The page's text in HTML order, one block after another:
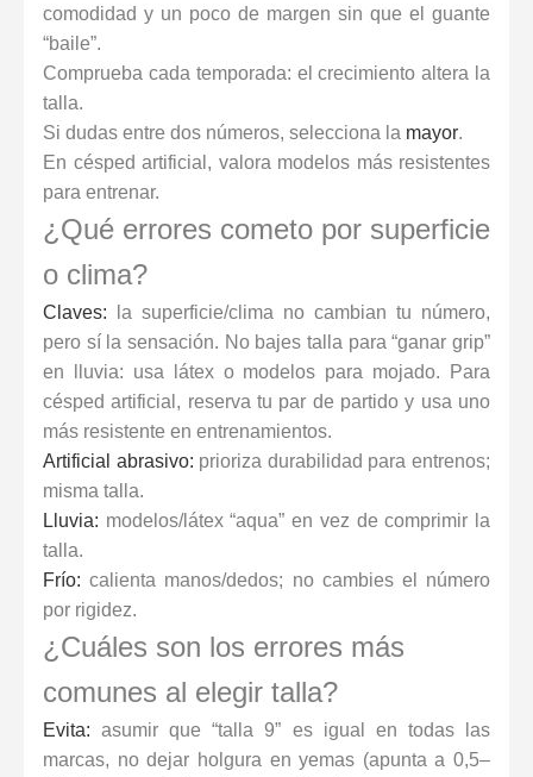
comodidad y un poco de margen sin que el guante
“baile”.
Comprueba cada temporada: el crecimiento altera la
talla.
Si dudas entre dos números, selecciona la mayor.
En césped artificial, valora modelos más resistentes
para entrenar.
¿Qué errores cometo por superficie
o clima?
Claves: la superficie/clima no cambian tu número,
pero sí la sensación. No bajes talla para “ganar grip”
en lluvia: usa látex o modelos para mojado. Para
césped artificial, reserva tu par de partido y usa uno
más resistente en entrenamientos.
Artificial abrasivo: prioriza durabilidad para entrenos;
misma talla.
Lluvia: modelos/látex “aqua” en vez de comprimir la
talla.
Frío: calienta manos/dedos; no cambies el número
por rigidez.
¿Cuáles son los errores más
comunes al elegir talla?
Evita: asumir que “talla 9” es igual en todas las
marcas, no dejar holgura en yemas (apunta a 0,5–